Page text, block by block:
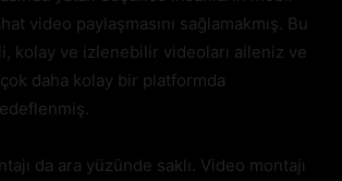
video paylaşmasını sağlamakmış. Bu
kolay ve izlenebilir videoları aileniz ve
çok daha kolay bir platformda
da ara yüzünde saklı. Video montajı